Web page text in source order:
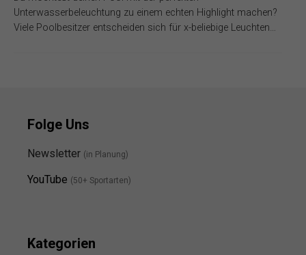
Unterwasserbeleuchtung zu einem echten Highlight machen?
Viele Poolbesitzer entscheiden sich für x-beliebige Leuchten…
Folge Uns
Newsletter (in Planung)
YouTube (50+ Sportarten)
Kategorien